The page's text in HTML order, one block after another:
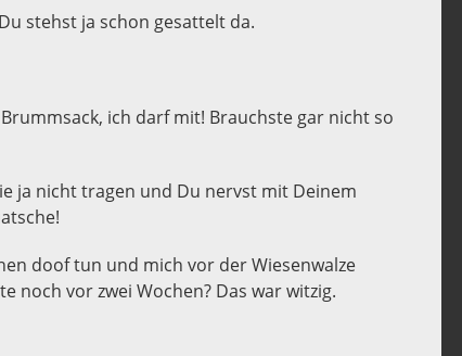
stehst ja schon gesattelt da.
ich darf mit! Brauchste gar nicht so
ja nicht tragen und Du nervst mit Deinem
doof tun und mich vor der Wiesenwalze
noch vor zwei Wochen? Das war witzig.